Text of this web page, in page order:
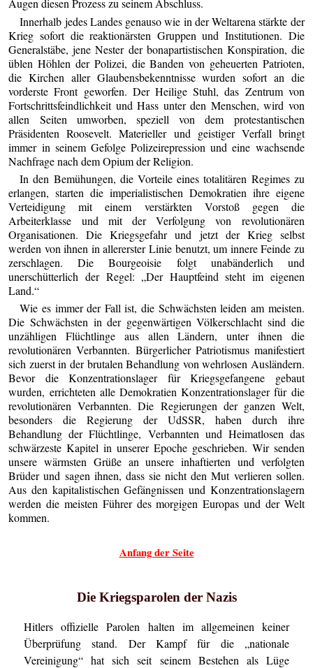
Augen diesen Prozess zu seinem Abschluss.
Innerhalb jedes Landes genauso wie in der Weltarena stärkte der
Krieg sofort die reaktionärsten Gruppen und Institutionen. Die
Generalstäbe, jene Nester der bonapartistischen Konspiration, die
üblen Höhlen der Polizei, die Banden von geheuerten Patrioten,
die Kirchen aller Glaubensbekenntnisse wurden sofort an die
vorderste Front geworfen. Der Heilige Stuhl, das Zentrum von
Fortschrittsfeindlichkeit und Hass unter den Menschen, wird von
allen Seiten umworben, speziell von dem protestantischen
Präsidenten Roosevelt. Materieller und geistiger Verfall bringt
immer in seinem Gefolge Polizeirepression und eine wachsende
Nachfrage nach dem Opium der Religion.
In den Bemühungen, die Vorteile eines totalitären Regimes zu
erlangen, starten die imperialistischen Demokratien ihre eigene
Verteidigung mit einem verstärkten Vorstoß gegen die
Arbeiterklasse und mit der Verfolgung von revolutionären
Organisationen. Die Kriegsgefahr und jetzt der Krieg selbst
werden von ihnen in allererster Linie benutzt, um innere Feinde zu
zerschlagen. Die Bourgeoisie folgt unabänderlich und
unerschütterlich der Regel: „Der Hauptfeind steht im eigenen
Land.“
Wie es immer der Fall ist, die Schwächsten leiden am meisten.
Die Schwächsten in der gegenwärtigen Völkerschlacht sind die
unzähligen Flüchtlinge aus allen Ländern, unter ihnen die
revolutionären Verbannten. Bürgerlicher Patriotismus manifestiert
sich zuerst in der brutalen Behandlung von wehrlosen Ausländern.
Bevor die Konzentrationslager für Kriegsgefangene gebaut
wurden, errichteten alle Demokratien Konzentrationslager für die
revolutionären Verbannten. Die Regierungen der ganzen Welt,
besonders die Regierung der UdSSR, haben durch ihre
Behandlung der Flüchtlinge, Verbannten und Heimatlosen das
schwärzeste Kapitel in unserer Epoche geschrieben. Wir senden
unsere wärmsten Grüße an unsere inhaftierten und verfolgten
Brüder und sagen ihnen, dass sie nicht den Mut verlieren sollen.
Aus den kapitalistischen Gefängnissen und Konzentrationslagern
werden die meisten Führer des morgigen Europas und der Welt
kommen.
Anfang der Seite
Die Kriegsparolen der Nazis
Hitlers offizielle Parolen halten im allgemeinen keiner
Überprüfung stand. Der Kampf für die „nationale
Vereinigung“ hat sich seit seinem Bestehen als Lüge